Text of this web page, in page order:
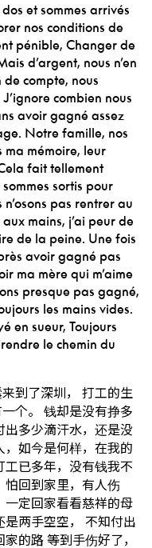
et sommes arrivés
nos conditions de
pénible, Changer de
d’argent, nous n’en
de compte, nous
J’ignore combien nous
avoir gagné assez
Notre famille, nos
ma mémoire, leur
fait tellement
sortis pour
pas rentrer au
mains, j’ai peur de
de la peine. Une fois
avoir gagné pas
ma mère qui m’aime
presque pas gagné,
les mains vides.
en sueur, Toujours
le chemin du
到了深圳，
打工的生
个。 钱却是没有挣多
出多少滴汗水，还是没
，如今是何样，在我的
工已多年，没有钱我不
回到家里，有人伤
定回家看看慈祥的母
两手空空，
不知付出
家的路等到手伤好了，